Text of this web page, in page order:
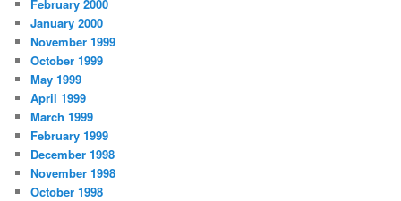
February 2000
January 2000
November 1999
October 1999
May 1999
April 1999
March 1999
February 1999
December 1998
November 1998
October 1998